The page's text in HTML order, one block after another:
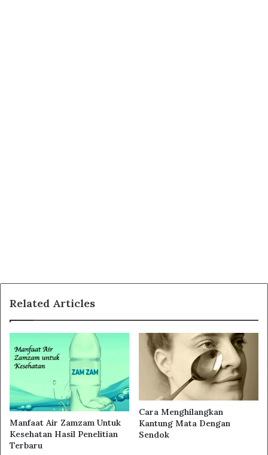
Related Articles
Manfaat Air Zamzam Untuk
Kesehatan Hasil Penelitian
Terbaru
Cara Menghilangkan
Kantung Mata Dengan
Sendok